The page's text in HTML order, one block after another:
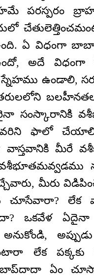
పరస్పరం
ఏ విధంగా
అదే విధంగా
స్నేహము ఉండాలి,
సంస్కారానికి
ఫాలో
వాస్తవానికి మీరే
మీరు
చూసేవారా? లేక
ఒకవేళ ఏదైనా
లేక పక్కకు
బాప్‌దాదా ఏం